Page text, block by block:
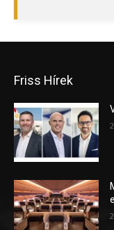
Friss Hírek